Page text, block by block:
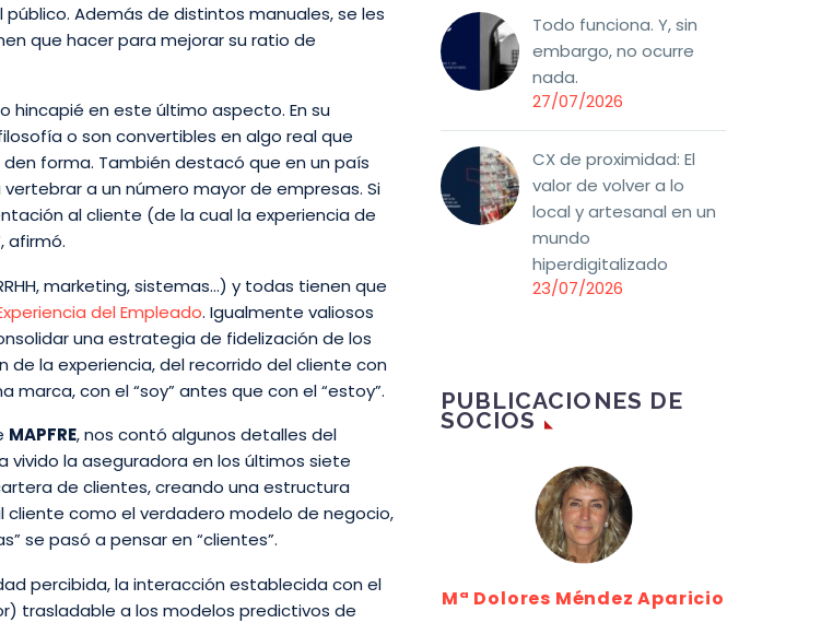
Además de distintos manuales, se les
que hacer para mejorar su ratio de
hincapié en este último aspecto. En su
o son convertibles en algo real que
forma. También destacó que en un país
a un número mayor de empresas. Si
al cliente (de la cual la experiencia de
afirmó.
marketing, sistemas…) y todas tienen que
del Empleado. Igualmente valiosos
una estrategia de fidelización de los
de la experiencia, del recorrido del cliente con
con el “soy” antes que con el “estoy”.
MAPFRE, nos contó algunos detalles del
la aseguradora en los últimos siete
de clientes, creando una estructura
como el verdadero modelo de negocio,
se pasó a pensar en “clientes”.
percibida, la interacción establecida con el
trasladable a los modelos predictivos de
Todo funciona. Y, sin
embargo, no ocurre
nada.
27/07/2026
CX de proximidad: El
valor de volver a lo
local y artesanal en un
mundo
hiperdigitalizado
23/07/2026
PUBLICACIONES DE
SOCIOS
Mª Dolores Méndez Aparicio